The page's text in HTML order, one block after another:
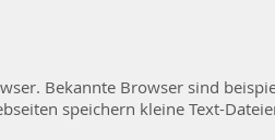
Bekannte Browser sind
speichern kleine Text-